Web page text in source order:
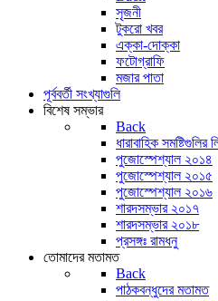
সৃজনী
টুকরো খবর
এক্কা-দোক্কা
ফটোগ্রাফি
মজার পাতা
পূর্ববর্তী সংখ্যাগুলি
বিশেষ সম্ভার
Back
ধারাবাহিক সমষ্টিগুলির
পুজোস্পেশ্যাল ২০১৪
পুজোস্পেশ্যাল ২০১৫
পুজোস্পেশ্যাল ২০১৬
শারদসম্ভার ২০১৭
শারদসম্ভার ২০১৮
প্রসঙ্গঃ রামধনু
তোমাদের মতামত
Back
পাঠকবন্ধুদের মতামত